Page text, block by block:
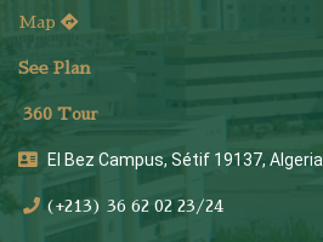
Map
See Plan
360 Tour
El Bez Campus, Sétif 19137, Algeria
(+213) 36 62 02 23/24